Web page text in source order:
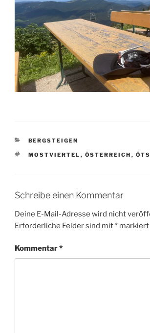
KATEGORIEN
BERGSTEIGEN
SCHLAGWÖRTER
MOSTVIERTEL , ÖSTERREICH ,
Schreibe einen Kommentar
Deine E-Mail-Adresse wird nicht
Erforderliche Felder sind mit* markiert
Kommentar*